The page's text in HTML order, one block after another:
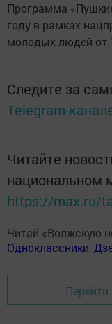
Программа
году в рамках
молодых людей от
Следите за
Telegram-
Читайте
национальном
https://max.ru/
Читай «Волжскую
Одноклассники,
Перейти